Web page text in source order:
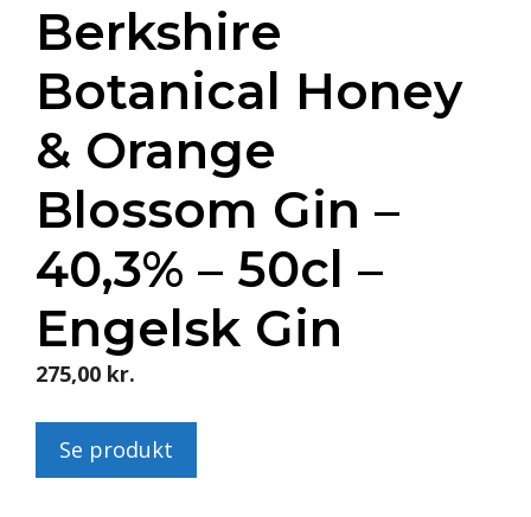
Berkshire
Botanical Honey
& Orange
Blossom Gin –
40,3% – 50cl –
Engelsk Gin
275,00 kr.
Se produkt